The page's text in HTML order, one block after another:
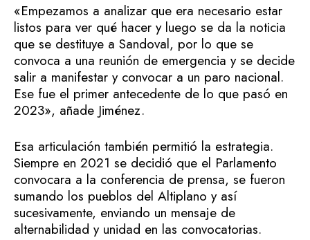
«Empezamos a analizar que era necesario estar
listos para ver qué hacer y luego se da la noticia
que se destituye a Sandoval, por lo que se
convoca a una reunión de emergencia y se decide
salir a manifestar y convocar a un paro nacional.
Ese fue el primer antecedente de lo que pasó en
2023», añade Jiménez.
Esa articulación también permitió la estrategia.
Siempre en 2021 se decidió que el Parlamento
convocara a la conferencia de prensa, se fueron
sumando los pueblos del Altiplano y así
sucesivamente, enviando un mensaje de
alternabilidad y unidad en las convocatorias.